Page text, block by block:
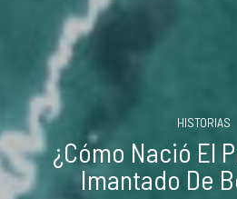
HISTORIAS
¿Cómo Nació El
Imantado De